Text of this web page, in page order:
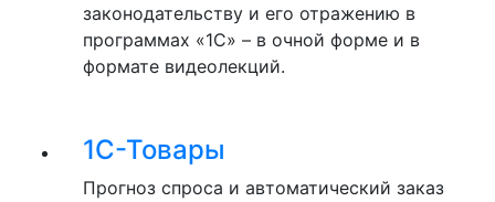
законодательству и его отражению в
программах «1С» – в очной форме и в
формате видеолекций.
1С-Товары
Прогноз спроса и автоматический заказ